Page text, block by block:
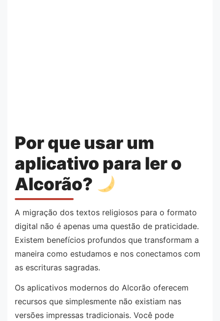
Por que usar um
aplicativo para ler o
Alcorão?
A migração dos textos religiosos para o formato
digital não é apenas uma questão de praticidade.
Existem benefícios profundos que transformam a
maneira como estudamos e nos conectamos com
as escrituras sagradas.
Os aplicativos modernos do Alcorão oferecem
recursos que simplesmente não existiam nas
versões impressas tradicionais. Você pode